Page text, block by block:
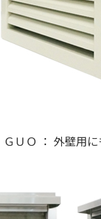
ＧＵＯ ： 外壁用